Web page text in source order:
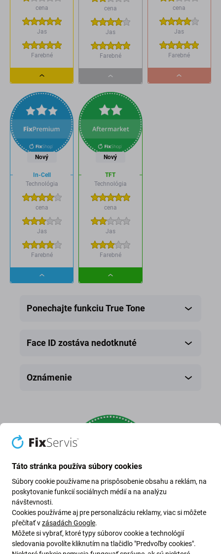
cena
Jas
Farebné
Dropdown
button
cena
Jas
Farebné
Dropdown
button
cena
Jas
Farebné
Dropdown
Nový
In-Cell
Technológia
cena
Jas
Farebné
Dropdown
Nový
TFT
Technológia
cena
Jas
Farebné
Dropdown
Ponechajte funkciu True Tone
Face ID zostáva nedotknuté
Oznámenie
Popredajný displej
nový neoriginálny displej vyrobený treťou stranou,
Táto stránka používa súbory cookies
Súbory cookie používame na prispôsobenie obsahu a reklám, na
poskytovanie funkcií sociálnych médií a na analýzu
návštevnosti.
Cookies používáme aj pre personalizáciu reklamy, viac si môžete
přečítať vzásadách Google.
Môžete si vybrať, ktoré typy súborov cookie a technológií
sledovania povolíte kliknutím na tlačidlo "Predvoľby cookies".